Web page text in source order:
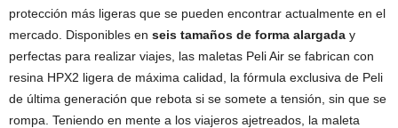
protección más ligeras que se pueden encontrar actualmente en el
mercado. Disponibles en seis tamaños de forma alargada y
perfectas para realizar viajes, las maletas Peli Air se fabrican con
resina HPX2 ligera de máxima calidad, la fórmula exclusiva de Peli
de última generación que rebota si se somete a tensión, sin que se
rompa. Teniendo en mente a los viajeros ajetreados, la maleta